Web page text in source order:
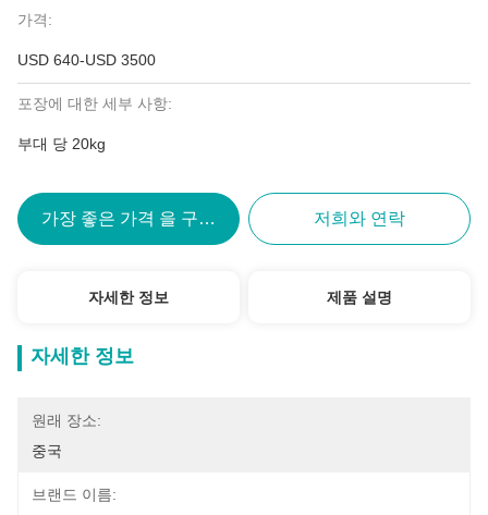
가격:
USD 640-USD 3500
포장에 대한 세부 사항:
부대 당 20kg
가장 좋은 가격 을 구하라 저희와 연락
자세한 정보 제품 설명
자세한 정보
원래 장소:
중국
브랜드 이름: